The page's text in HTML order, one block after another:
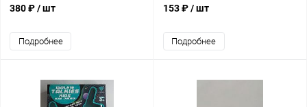
замком 37*27*12см(MX-30610-5-5-
380 ₽/ шт
Подробнее
153 ₽/ шт
Подробнее